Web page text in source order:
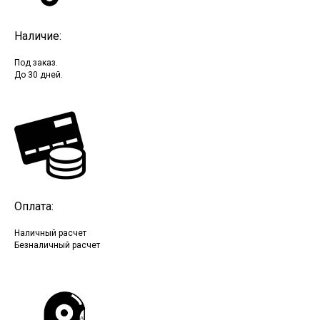
Наличие:
Под заказ.
До 30 дней.
Оплата:
Наличный расчет
Безналичный расчет